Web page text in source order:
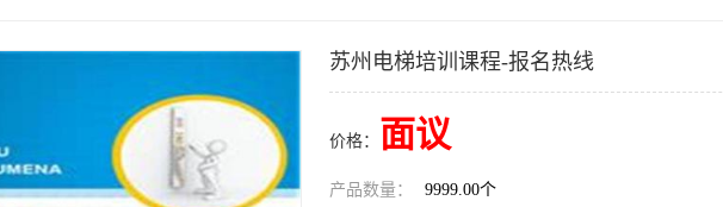
苏州电梯培训课程-报名热线
价格： 面议
产品数量： 9999.00个